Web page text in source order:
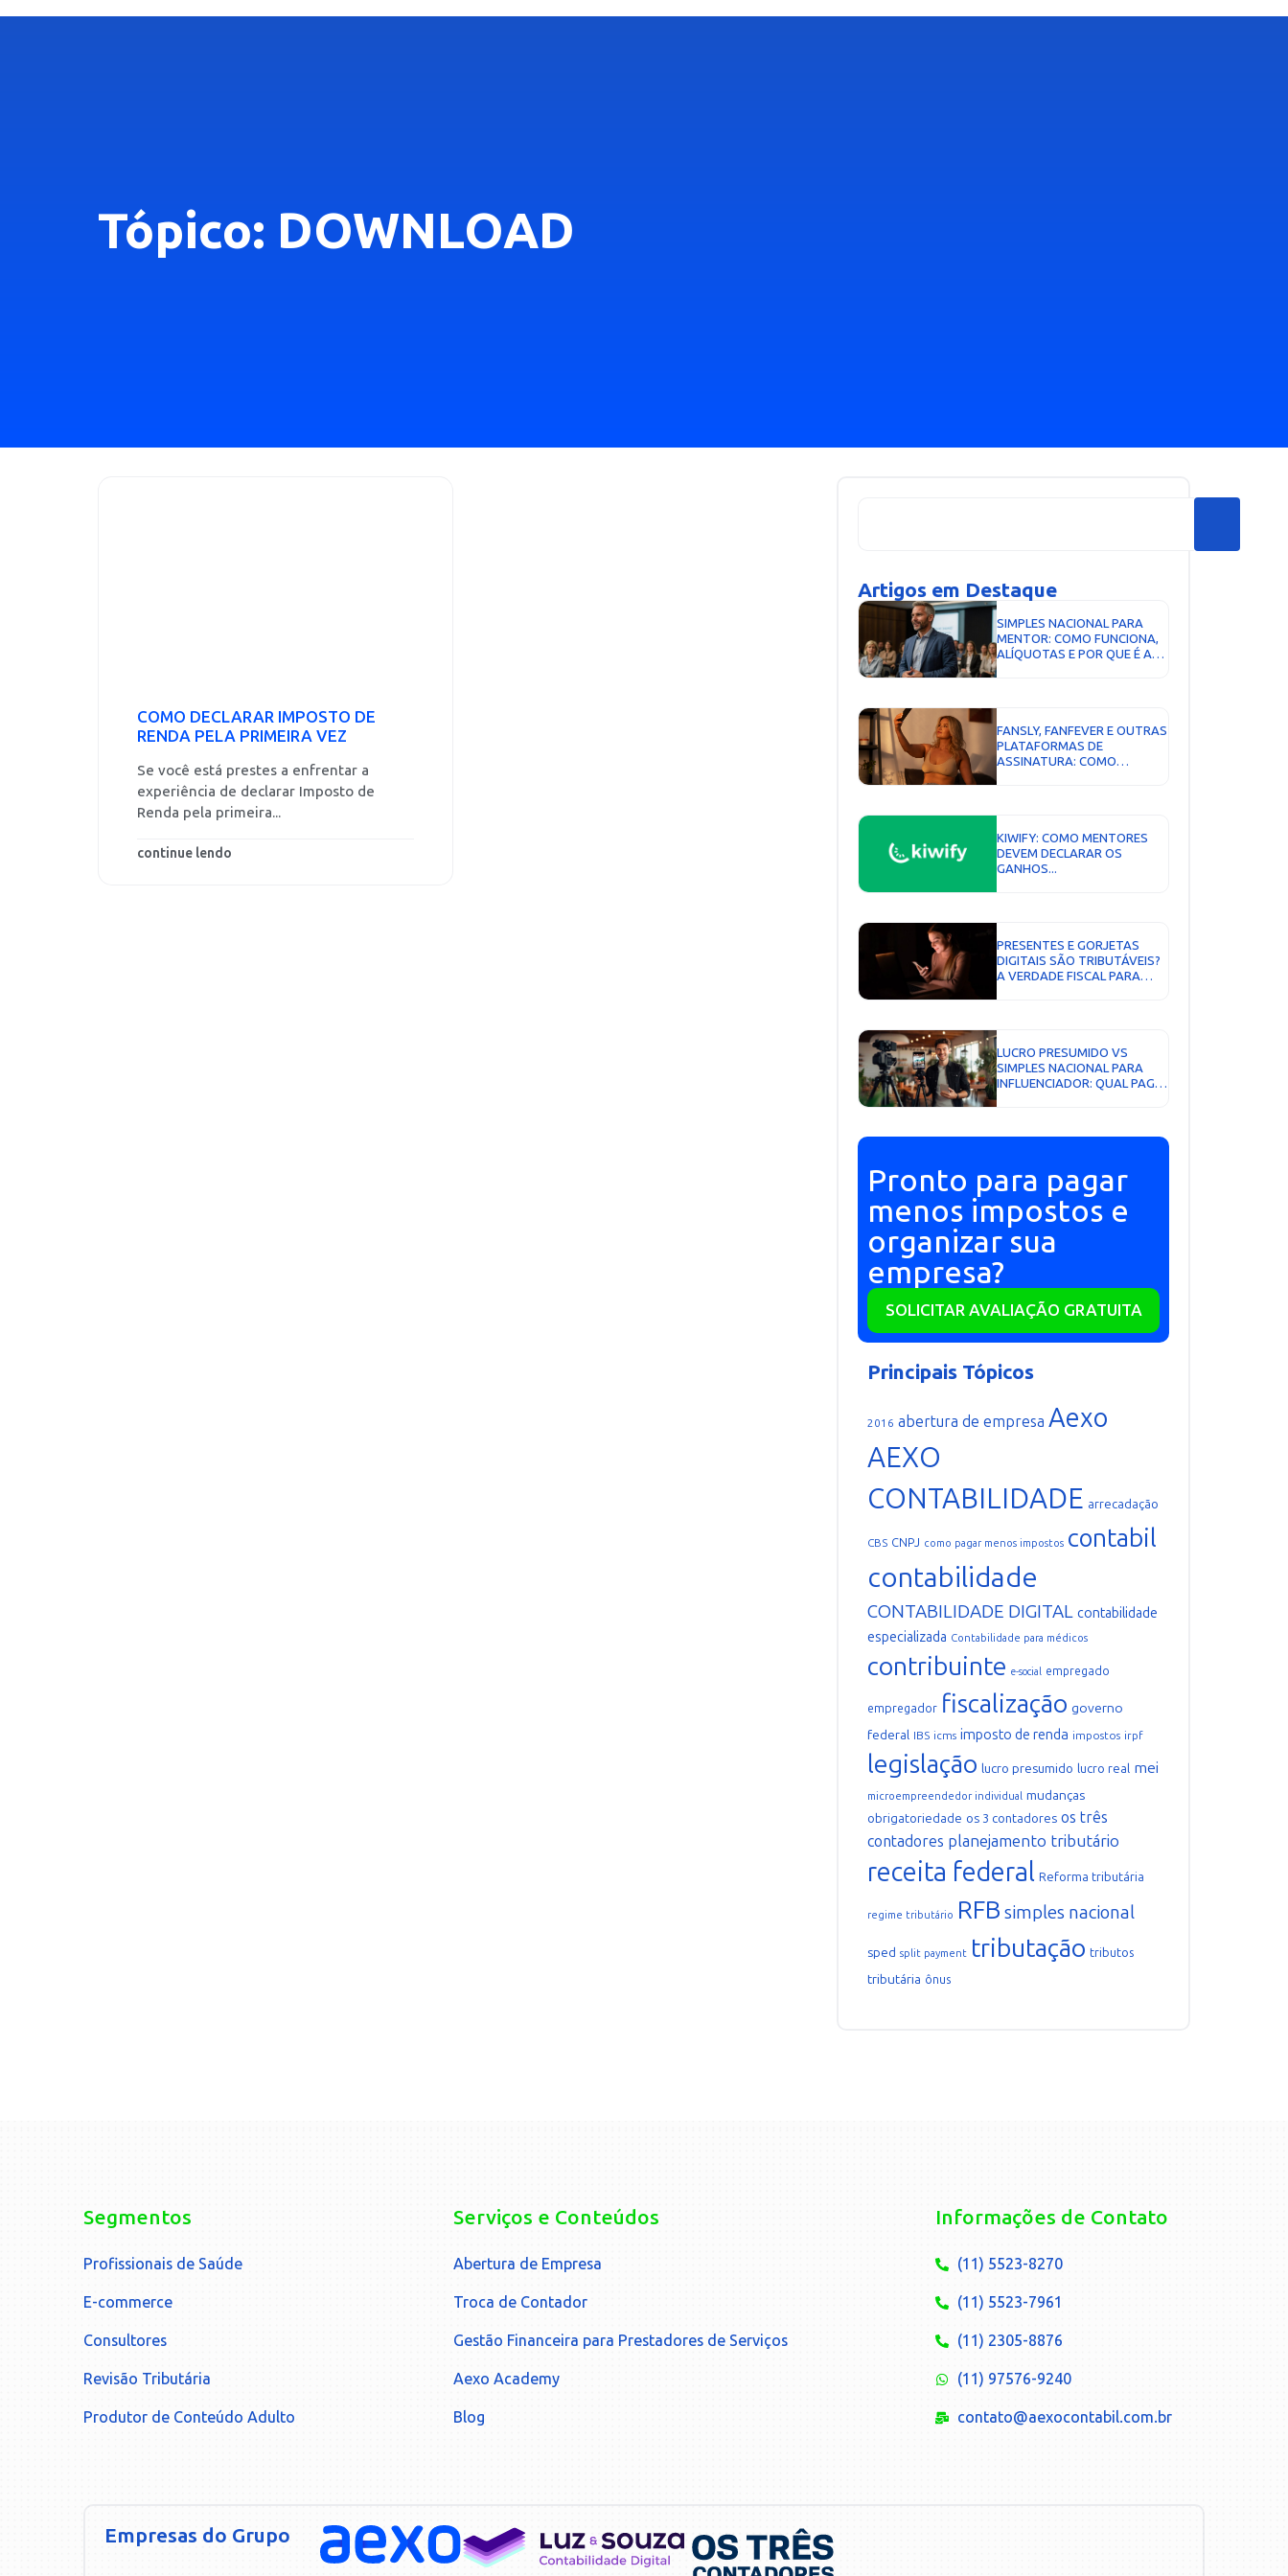
Tópico: DOWNLOAD
COMO DECLARAR IMPOSTO DE
RENDA PELA PRIMEIRA VEZ
Se você está prestes a enfrentar a
experiência de declarar Imposto de
Renda pela primeira...
continue lendo
Artigos em Destaque
SIMPLES NACIONAL PARA
MENTOR: COMO FUNCIONA,
ALÍQUOTAS E POR QUE É A
MELHOR OPÇÃO...
FANSLY, FANFEVER E OUTRAS
PLATAFORMAS DE
ASSINATURA: COMO
FUNCIONA A TRIBUTAÇÃO...
KIWIFY: COMO MENTORES
DEVEM DECLARAR OS
GANHOS...
PRESENTES E GORJETAS
DIGITAIS SÃO TRIBUTÁVEIS?
A VERDADE FISCAL PARA
LUCRO PRESUMIDO VS
SIMPLES NACIONAL PARA
INFLUENCIADOR: QUAL PAGA
MENOS IMPOSTO EM 2026?...
Pronto para pagar
menos impostos e
organizar sua
empresa?
SOLICITAR AVALIAÇÃO GRATUITA
Principais Tópicos
2016 abertura de empresa Aexo
AEXO
CONTABILIDADE arrecadação
CBS CNPJ como pagar menos impostos contabil
contabilidade
CONTABILIDADE DIGITAL contabilidade
especializada Contabilidade para médicos
contribuinte e-social empregado
empregador fiscalização governo
federal IBS icms imposto de renda impostos irpf
legislação lucro presumido lucro real mei
microempreendedor individual mudanças
obrigatoriedade os 3 contadores os três
contadores planejamento tributário
receita federal Reforma tributária
regime tributário RFB simples nacional
sped split payment tributação tributos
tributária ônus
Segmentos
Profissionais de Saúde
E-commerce
Consultores
Revisão Tributária
Produtor de Conteúdo Adulto
Serviços e Conteúdos
Abertura de Empresa
Troca de Contador
Gestão Financeira para Prestadores de Serviços
Aexo Academy
Blog
Informações de Contato
(11) 5523-8270
(11) 5523-7961
(11) 2305-8876
(11) 97576-9240
contato@aexocontabil.com.br
Empresas do Grupo